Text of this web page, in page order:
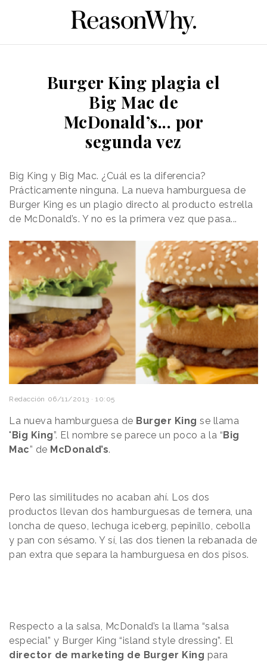
Burger King plagia el
Big Mac de
McDonald’s... por
segunda vez
Big King y Big Mac. ¿Cuál es la diferencia?
Prácticamente ninguna. La nueva hamburguesa de
Burger King es un plagio directo al producto estrella
de McDonald’s. Y no es la primera vez que pasa...
Redacción 06/11/2013 · 10:05
La nueva hamburguesa de Burger King se llama
" Big King”. El nombre se parece un poco a la “ Big
Mac” de McDonald’s.
Pero las similitudes no acaban ahí. Los dos
productos llevan dos hamburguesas de ternera, una
loncha de queso, lechuga iceberg, pepinillo, cebolla
y pan con sésamo. Y sí, las dos tienen la rebanada de
pan extra que separa la hamburguesa en dos pisos.
Respecto a la salsa, McDonald’s la llama “salsa
especial” y Burger King “island style dressing”. El
director de marketing de Burger King para